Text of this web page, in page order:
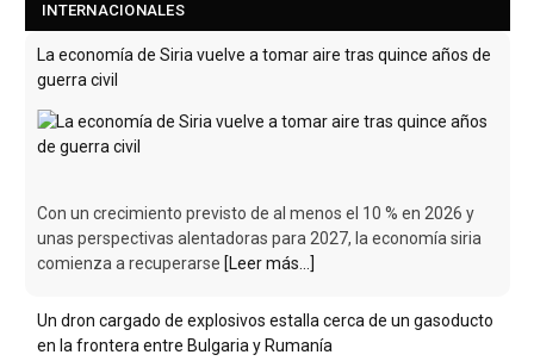
INTERNACIONALES
La economía de Siria vuelve a tomar aire tras quince años de
guerra civil
Con un crecimiento previsto de al menos el 10 % en 2026 y
unas perspectivas alentadoras para 2027, la economía siria
comienza a recuperarse [Leer más...]
Un dron cargado de explosivos estalla cerca de un gasoducto
en la frontera entre Bulgaria y Rumanía